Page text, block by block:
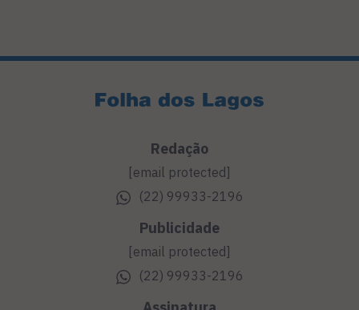
Redação
[email protected]
(22) 99933-2196
Publicidade
[email protected]
(22) 99933-2196